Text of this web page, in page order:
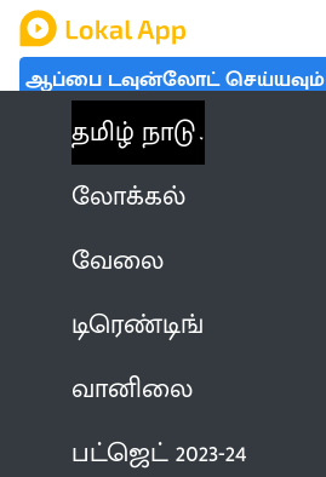
ஆப்பை டவுன்லோட் செய்யவும்
தமிழ் நாடு
லோக்கல்
வேலை
டிரெண்டிங்
வானிலை
பட்ஜெட் 2023-24